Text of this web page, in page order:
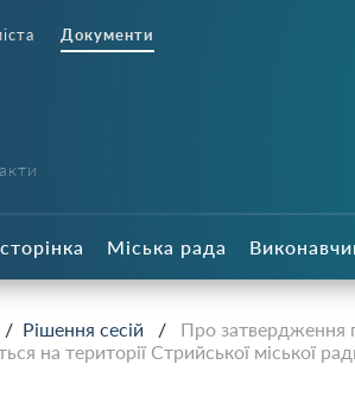
Документи
Міська рада
/ Рішення сесій / Про затвердження
на території Стрийської міської